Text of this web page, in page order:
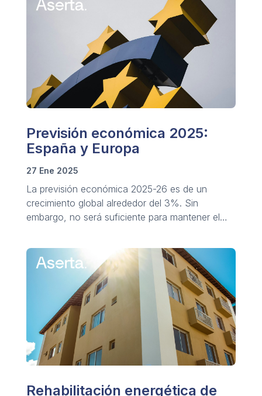
Previsión económica 2025:
España y Europa
27 Ene 2025
La previsión económica 2025-26 es de un
crecimiento global alrededor del 3%. Sin
embargo, no será suficiente para mantener el
Rehabilitación energética de